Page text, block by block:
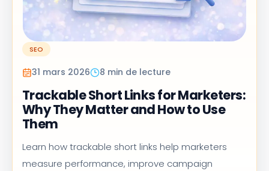
SEO
31 mars 2026 8 min de lecture
Trackable Short Links for Marketers:
Why They Matter and How to Use
Them
Learn how trackable short links help marketers
measure performance, improve campaign